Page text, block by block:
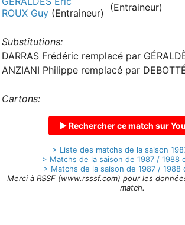
ROUX Guy (Entraineur)
(Entraineur)
Substitutions:
DARRAS Frédéric remplacé par
ANZIANI Philippe remplacé par
Cartons:
▶ Rechercher ce match sur
> Liste des matchs de la saison
> Matchs de la saison de 1987 / 1988
> Matchs de la saison de 1987 / 1988
Merci à RSSF (www.rsssf.com) pour les
match.